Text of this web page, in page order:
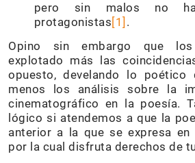
pero sin malos no
protagonistas [1] .
Opino sin embargo que
explotado más las
opuesto, develando lo poético
menos los análisis sobre la
cinematográfico en la poesía.
lógico si atendemos a que la
anterior a la que se expresa en
por la cual disfruta derechos de